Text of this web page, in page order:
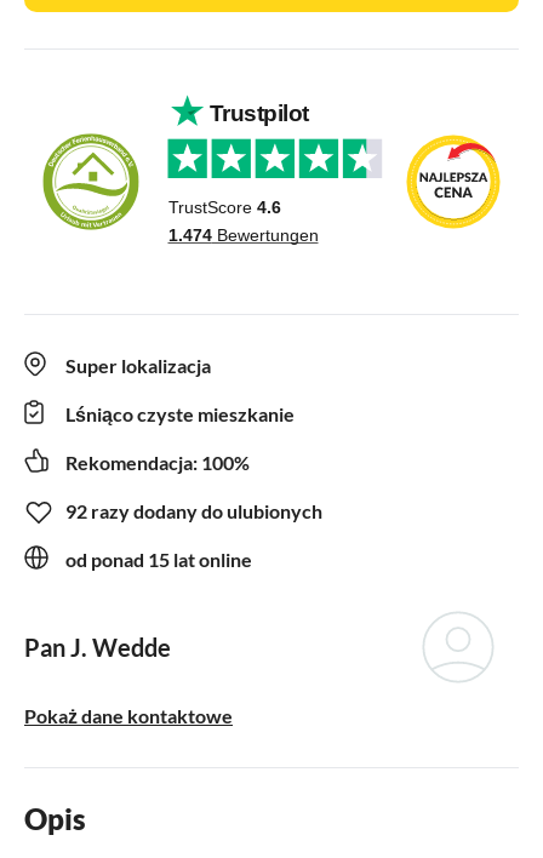
Super lokalizacja
Lśniąco czyste mieszkanie
Rekomendacja: 100%
92 razy dodany do ulubionych
od ponad 15 lat online
Pan J. Wedde
Pokaż dane kontaktowe
Opis